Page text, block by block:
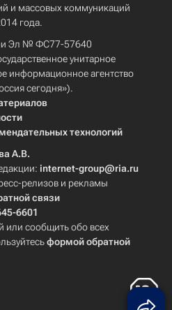
и массовых коммуникаций
года.
Эл № ФС77-57640
унитарное
информационное агентство
сегодня»).
технологий
А.В.
internet-group@ria.ru
релизов и рекламы
связи
6601
или сообщить обо всех
формой обратной